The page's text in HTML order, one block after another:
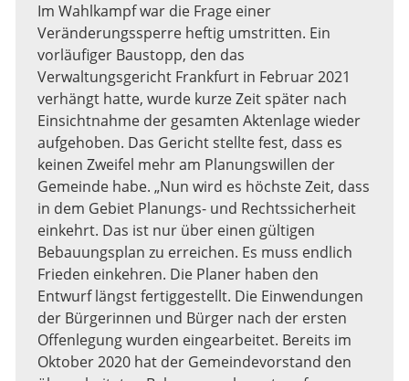
Im Wahlkampf war die Frage einer
Veränderungssperre heftig umstritten. Ein
vorläufiger Baustopp, den das
Verwaltungsgericht Frankfurt in Februar 2021
verhängt hatte, wurde kurze Zeit später nach
Einsichtnahme der gesamten Aktenlage wieder
aufgehoben. Das Gericht stellte fest, dass es
keinen Zweifel mehr am Planungswillen der
Gemeinde habe. „Nun wird es höchste Zeit, dass
in dem Gebiet Planungs- und Rechtssicherheit
einkehrt. Das ist nur über einen gültigen
Bebauungsplan zu erreichen. Es muss endlich
Frieden einkehren. Die Planer haben den
Entwurf längst fertiggestellt. Die Einwendungen
der Bürgerinnen und Bürger nach der ersten
Offenlegung wurden eingearbeitet. Bereits im
Oktober 2020 hat der Gemeindevorstand den